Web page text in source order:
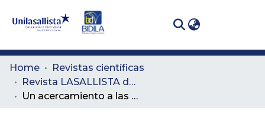
Communities
& Collections
Home
Revistas científicas
Revista LASALLISTA de Investigación
Un acercamiento a las prácticas de calidad de software en las MiPyMESPS del suroccidente colombiano